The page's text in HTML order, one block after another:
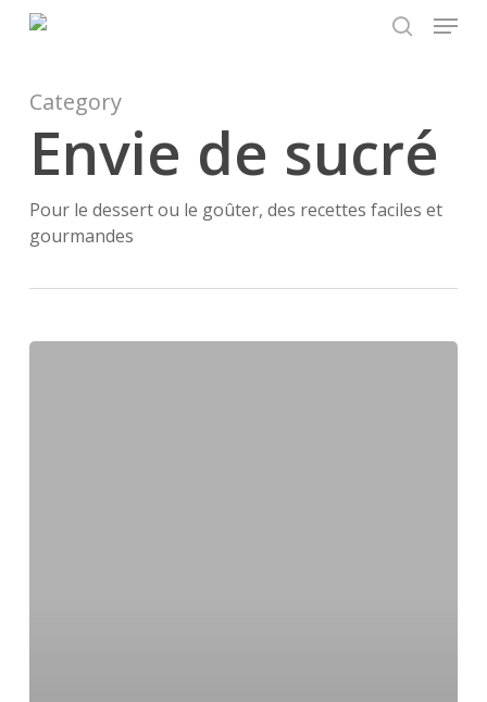
content
Menu
Category
Envie de sucré
Pour le dessert ou le goûter, des recettes faciles et
gourmandes